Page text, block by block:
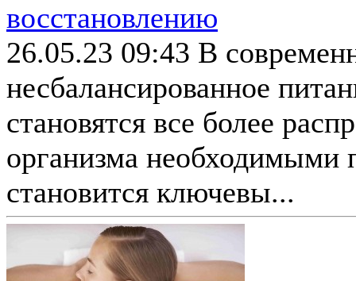
восстановлению
26.05.23 09:43 В
несбалансированное
становятся все более
организма необходимыми
становится ключевы...